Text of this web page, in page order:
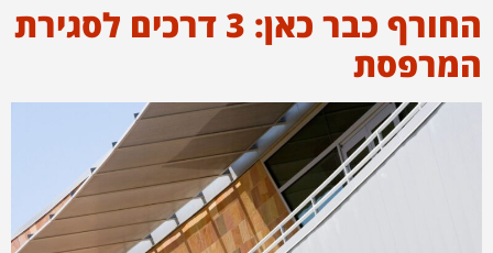
החורף כבר כאן: 3 דרכים לסגירת
המרפסת